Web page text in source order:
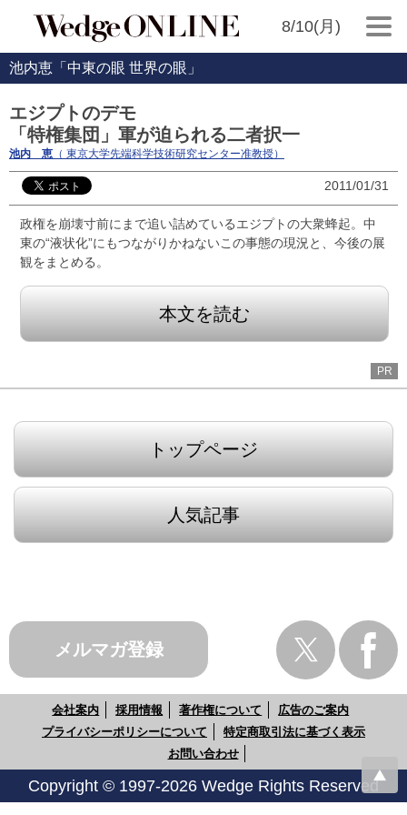
8/10(月)
池内恵「中東の眼 世界の眼」
エジプトのデモ
「特権集団」軍が迫られる二者択一
池内 恵 （ 東京大学先端科学技術研究センター准教授）
2011/01/31
政権を崩壊寸前にまで追い詰めているエジプトの大衆蜂起。中
東の“液状化”にもつながりかねないこの事態の現況と、今後の展
観をまとめる。
本文を読む
PR
トップページ
人気記事
メルマガ登録
会社案内 採用情報 著作権について
広告のご案内
プライバシーポリシーについて
特定商取引法に基づく表示
お問い合わせ
Copyright © 1997-2026 Wedge Rights Reserved